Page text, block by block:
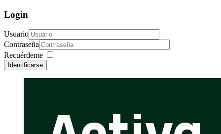
Login
Usuario
Contraseña
Recuérdeme
Identificarse